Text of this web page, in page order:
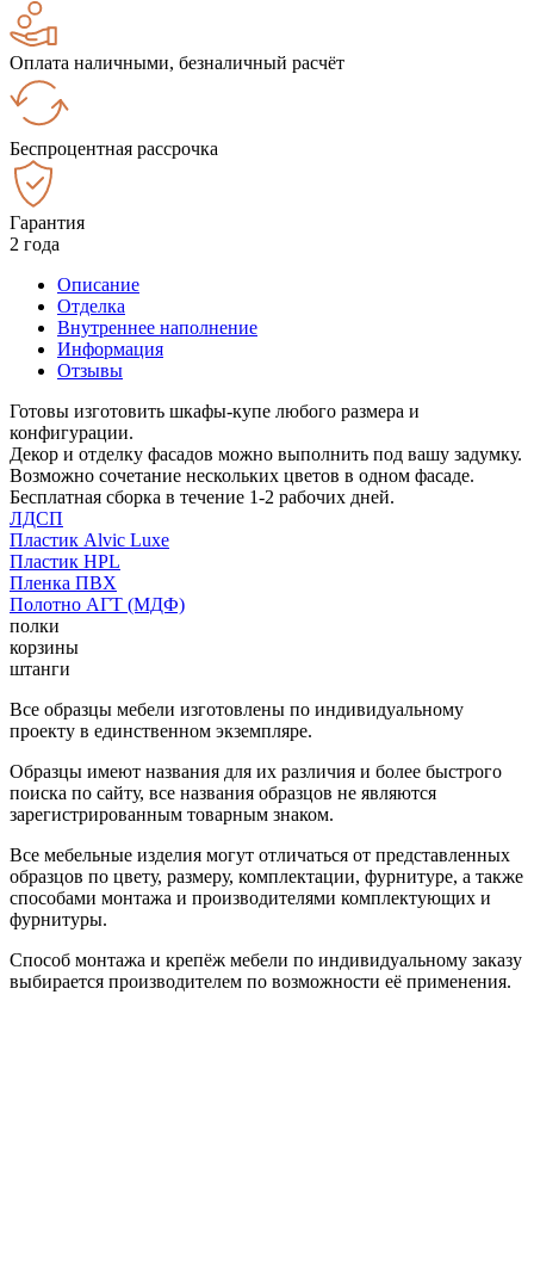
Оплата наличными, безналичный расчёт
Беспроцентная рассрочка
Гарантия
2 года
Описание
Отделка
Внутреннее наполнение
Информация
Отзывы
Готовы изготовить шкафы-купе любого размера и
конфигурации.
Декор и отделку фасадов можно выполнить под вашу задумку.
Возможно сочетание нескольких цветов в одном фасаде.
Бесплатная сборка в течение 1-2 рабочих дней.
ЛДСП
Пластик Alvic Luxe
Пластик HPL
Пленка ПВХ
Полотно АГТ (МДФ)
полки
корзины
штанги
Все образцы мебели изготовлены по индивидуальному
проекту в единственном экземпляре.
Образцы имеют названия для их различия и более быстрого
поиска по сайту, все названия образцов не являются
зарегистрированным товарным знаком.
Все мебельные изделия могут отличаться от представленных
образцов по цвету, размеру, комплектации, фурнитуре, а также
способами монтажа и производителями комплектующих и
фурнитуры.
Способ монтажа и крепёж мебели по индивидуальному заказу
выбирается производителем по возможности её применения.